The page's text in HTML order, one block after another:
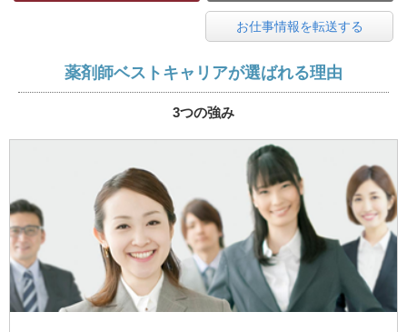
お仕事情報を転送する
薬剤師ベストキャリアが選ばれる理由
3つの強み